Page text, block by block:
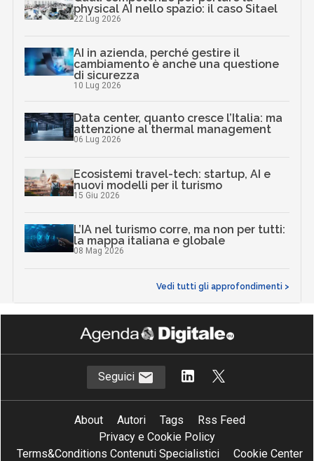
physical AI nello spazio: il caso Sitael
22 Lug 2026
AI in azienda, perché gestire il
cambiamento è anche una questione
di sicurezza
10 Lug 2026
Data center, quanto cresce l’Italia: ma
attenzione al thermal management
06 Lug 2026
Ecosistemi travel-tech: startup, AI e
nuovi modelli per il turismo
15 Giu 2026
L’IA nel turismo corre, ma non per tutti:
la mappa italiana e globale
08 Mag 2026
Vedi tutti gli approfondimenti >
Seguici
About Autori Tags
Rss Feed
Privacy e Cookie Policy
Terms&Conditions Contenuti Specialistici
Cookie Center